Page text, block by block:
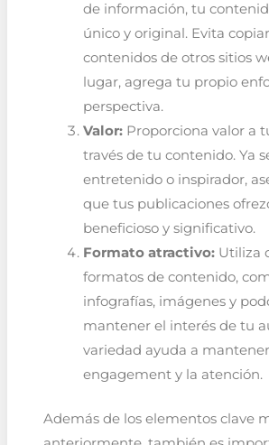
de información, tu
único y original. Evita
contenidos de otros sitios
lugar, agrega tu propio
perspectiva.
Valor:Proporciona valor a
través de tu contenido. Ya
entretenido o inspirador,
que tus publicaciones
beneficioso y significativo.
Formato atractivo:Utiliza
formatos de contenido,
infografías, imágenes y
mantener el interés de tu
variedad ayuda a mantener
engagement y la atención.
Además de los elementos clave